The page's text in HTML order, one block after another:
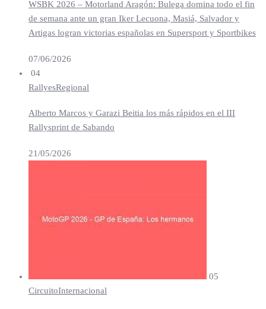
WSBK 2026 – Motorland Aragón: Bulega domina todo el fin
de semana ante un gran Iker Lecuona, Masiá, Salvador y
Artigas logran victorias españolas en Supersport y Sportbikes
07/06/2026
04
RallyesRegional
Alberto Marcos y Garazi Beitia los más rápidos en el III
Rallysprint de Sabando
21/05/2026
05
CircuitoInternacional